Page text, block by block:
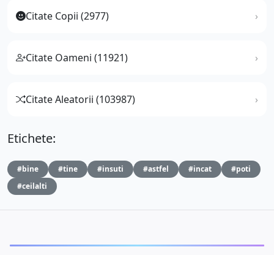
Citate Copii (2977)
Citate Oameni (11921)
Citate Aleatorii (103987)
Etichete:
#bine #tine #insuti #astfel #incat
#poti
#ceilalti